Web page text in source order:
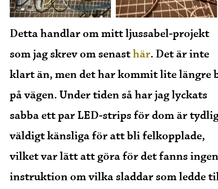
Detta handlar om mitt ljussabel-projekt
som jag skrev om senasthär. Det är inte
klart än, men det har kommit lite längre
på vägen. Under tiden så har jag lyckats
sabba ett par LED-strips för dom är
väldigt känsliga för att bli felkopplade,
vilket var lätt att göra för det fanns ingen
instruktion om vilka sladdar som ledde